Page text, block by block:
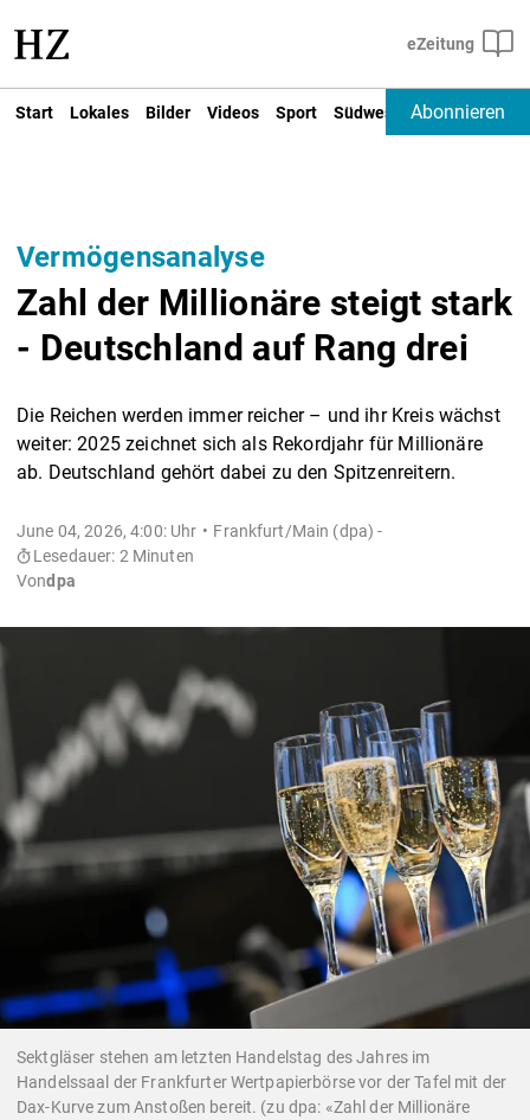
Start Lokales Bilder Videos Sport Südwest Deutschland
Abonnieren
Vermögensanalyse
Zahl der Millionäre steigt stark
- Deutschland auf Rang drei
Die Reichen werden immer reicher – und ihr Kreis wächst
weiter: 2025 zeichnet sich als Rekordjahr für Millionäre
ab. Deutschland gehört dabei zu den Spitzenreitern.
June 04, 2026, 4:00: Uhr
Frankfurt/Main (dpa) -
Lesedauer: 2 Minuten
Vondpa
Sektgläser stehen am letzten Handelstag des Jahres im
Handelssaal der Frankfurter Wertpapierbörse vor der Tafel mit der
Dax-Kurve zum Anstoßen bereit. (zu dpa: «Zahl der Millionäre